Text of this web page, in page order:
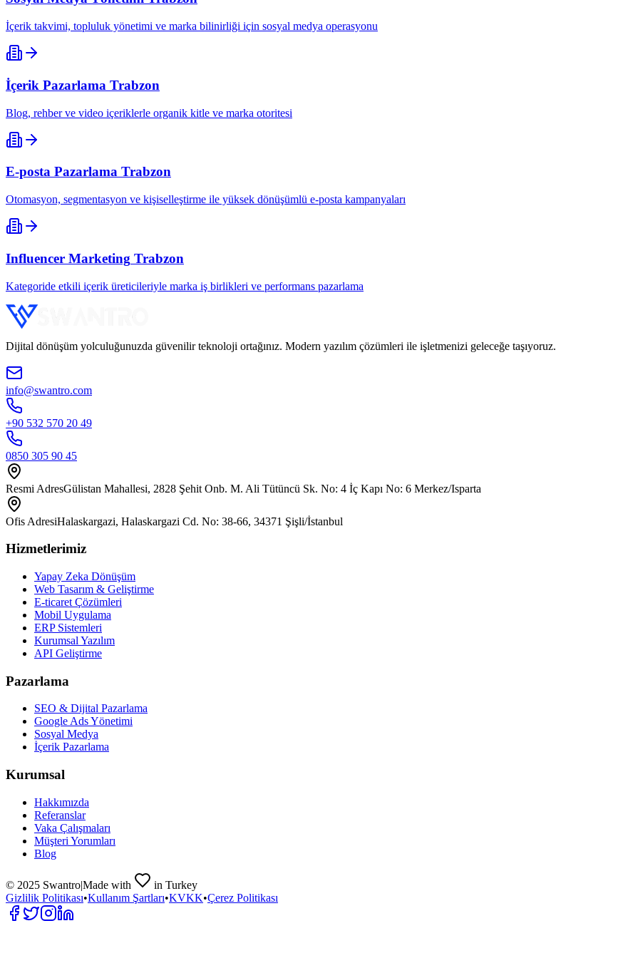
İçerik takvimi, topluluk yönetimi ve marka bilinirliği için sosyal medya operasyonu
İçerik Pazarlama Trabzon
Blog, rehber ve video içeriklerle organik kitle ve marka otoritesi
E-posta Pazarlama Trabzon
Otomasyon, segmentasyon ve kişiselleştirme ile yüksek dönüşümlü e-posta kampanyaları
Influencer Marketing Trabzon
Kategoride etkili içerik üreticileriyle marka iş birlikleri ve performans pazarlama
Dijital dönüşüm yolculuğunuzda güvenilir teknoloji ortağınız. Modern yazılım çözümleri ile işletmenizi geleceğe taşıyoruz.
info@swantro.com
+90 532 570 20 49
0850 305 90 45
Resmi AdresGülistan Mahallesi, 2828 Şehit Onb. M. Ali Tütüncü Sk. No: 4 İç Kapı No: 6 Merkez/Isparta
Ofis AdresiHalaskargazi, Halaskargazi Cd. No: 38-66, 34371 Şişli/İstanbul
Hizmetlerimiz
Yapay Zeka Dönüşüm
Web Tasarım & Geliştirme
E-ticaret Çözümleri
Mobil Uygulama
ERP Sistemleri
Kurumsal Yazılım
API Geliştirme
Pazarlama
SEO & Dijital Pazarlama
Google Ads Yönetimi
Sosyal Medya
İçerik Pazarlama
Kurumsal
Hakkımızda
Referanslar
Vaka Çalışmaları
Müşteri Yorumları
Blog
© 2025 Swantro|Made with
in Turkey
Gizlilik Politikası•Kullanım Şartları•KVKK•Çerez Politikası